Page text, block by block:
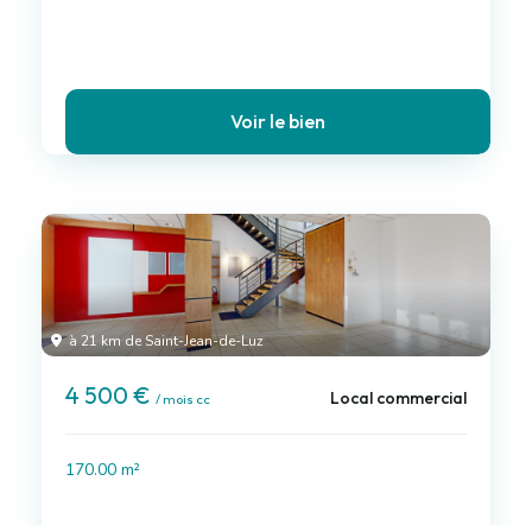
Voir le bien
à 21 km de Saint-Jean-de-Luz
4 500 € / mois cc Local commercial
170.00 m²